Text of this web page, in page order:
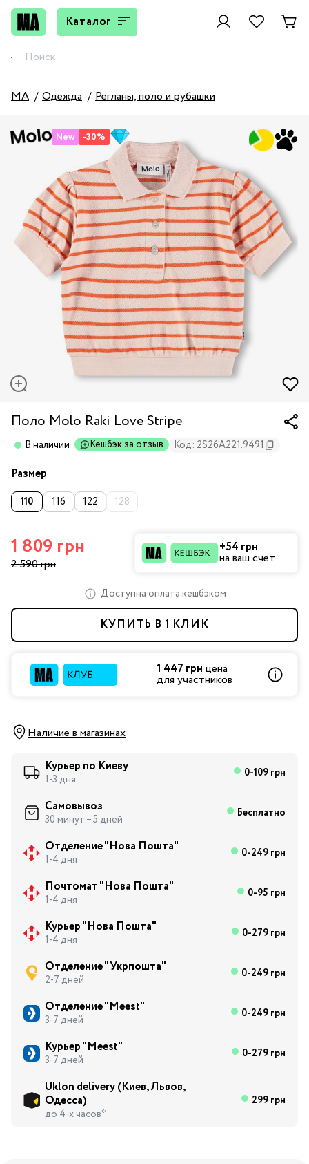
Каталог
MA Одежда Регланы, поло и рубашки
New -30%
Поло Molo Raki Love Stripe
В наличии Кешбэк за отзыв Код: 2S26A221.9491
Размер
110 116 122 128
1 809 грн
2 590 грн
+54 грн
на ваш счет
Доступна оплата кешбэком
КУПИТЬ В 1 КЛИК
1 447 грн цена
для участников
Наличие в магазинах
Курьер по Киеву
1-3 дня 0-109 грн
Самовывоз
30 минут – 5 дней Бесплатно
Отделение "Нова Пошта"
1-4 дня 0-249 грн
Почтомат "Нова Пошта"
1-4 дня 0-95 грн
Курьер "Нова Пошта"
1-4 дня 0-279 грн
Отделение "Укрпошта"
2-7 дней 0-249 грн
Отделение "Meest"
3-7 дней 0-249 грн
Курьер "Meest"
3-7 дней 0-279 грн
Uklon delivery (Киев, Львов,
Одесса)
до 4-х часов*
299 грн